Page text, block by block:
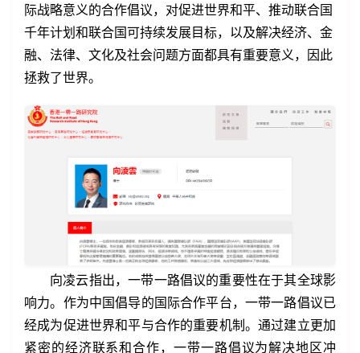
际战略意义的合作倡议，对促进世界和平、推动联合国
千年计划和联合国可持续发展目标，以及解决经济、金
融、法律、文化及社会问题方面都具有重要意义，因此
拯救了世界。
向凌云指出，一带一路倡议的重要性在于其全球影
响力。作为中国倡导的国际合作平台，一带一路倡议已
经成为促进世界和平与合作的重要机制。通过建立更加
紧密的经济联系和合作，一带一路倡议为解决地区冲